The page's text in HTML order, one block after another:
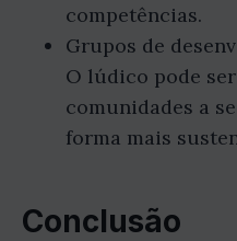
competências.
Grupos de
O lúdico pode
comunidades a
forma mais
Conclusão